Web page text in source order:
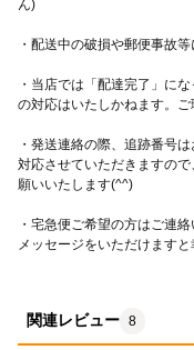
・当店では「配達完了」に
・発送連絡の際、追跡番号
対応させていただきますの
・宅急便ご希望の方はご連
メッセージをいただけますと
関連レビュー 8